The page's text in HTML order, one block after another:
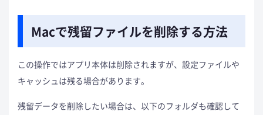
Macで残留ファイルを削除する方法
この操作ではアプリ本体は削除されますが、設定ファイルや
キャッシュは残る場合があります。
残留データを削除したい場合は、以下のフォルダも確認して